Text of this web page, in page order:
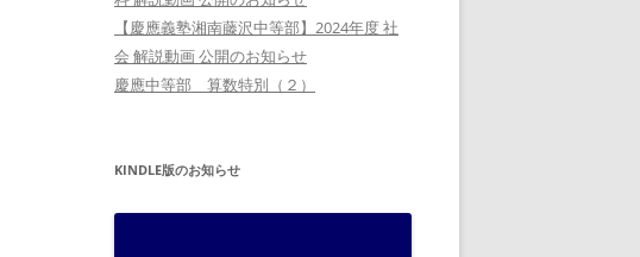
【慶應義塾湘南藤沢中等部】2024年度 社
会 解説動画 公開のお知らせ
慶應中等部 算数特別（２）
KINDLE版のお知らせ